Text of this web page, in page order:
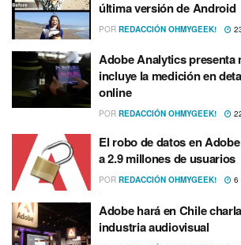
última versión de Android
POR REDACCIÓN OHMYGEEK!
Adobe Analytics presenta
incluye la medición en
online
POR REDACCIÓN OHMYGEEK!
El robo de datos en
a 2.9 millones de usuarios
POR REDACCIÓN OHMYGEEK! 6
Adobe hará en Chile
industria audiovisual